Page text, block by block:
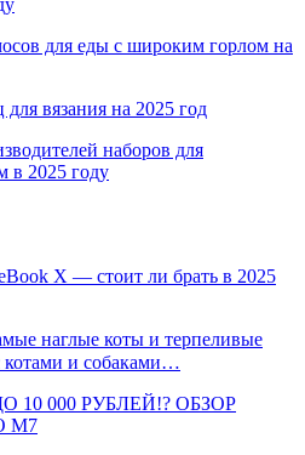
для еды с широким горлом на
вязания на 2025 год
наборов для
в 2025 году
X — стоит ли брать в 2025
наглые коты и терпеливые
и собаками…
10 000 РУБЛЕЙ!? ОБЗОР
M7